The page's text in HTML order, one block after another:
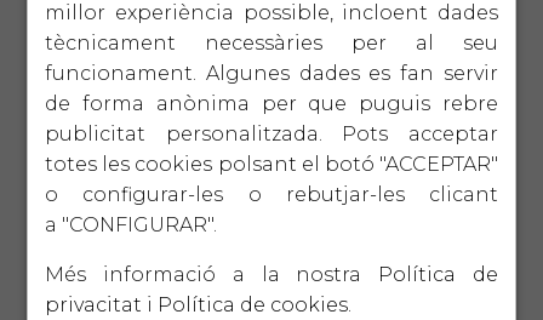
L’Agència Espanyola de Protecció de
dades publica unes llistes de tipus de
tractament que requereixen avaluació
d’impacte (EIPD) relativa a la protecció
de dades (art 35.4)
07/11/2019 (Laboral)
millor experiència possible, incloent dades
tècnicament necessàries per al seu
funcionament. Algunes dades es fan servir
de forma anònima per que puguis rebre
publicitat personalitzada. Pots acceptar
totes les cookies polsant el botó "ACCEPTAR"
o configurar-les o rebutjar-les clicant
a "CONFIGURAR".
Més informació a la nostra
Política de
privacitat i Política de cookies.